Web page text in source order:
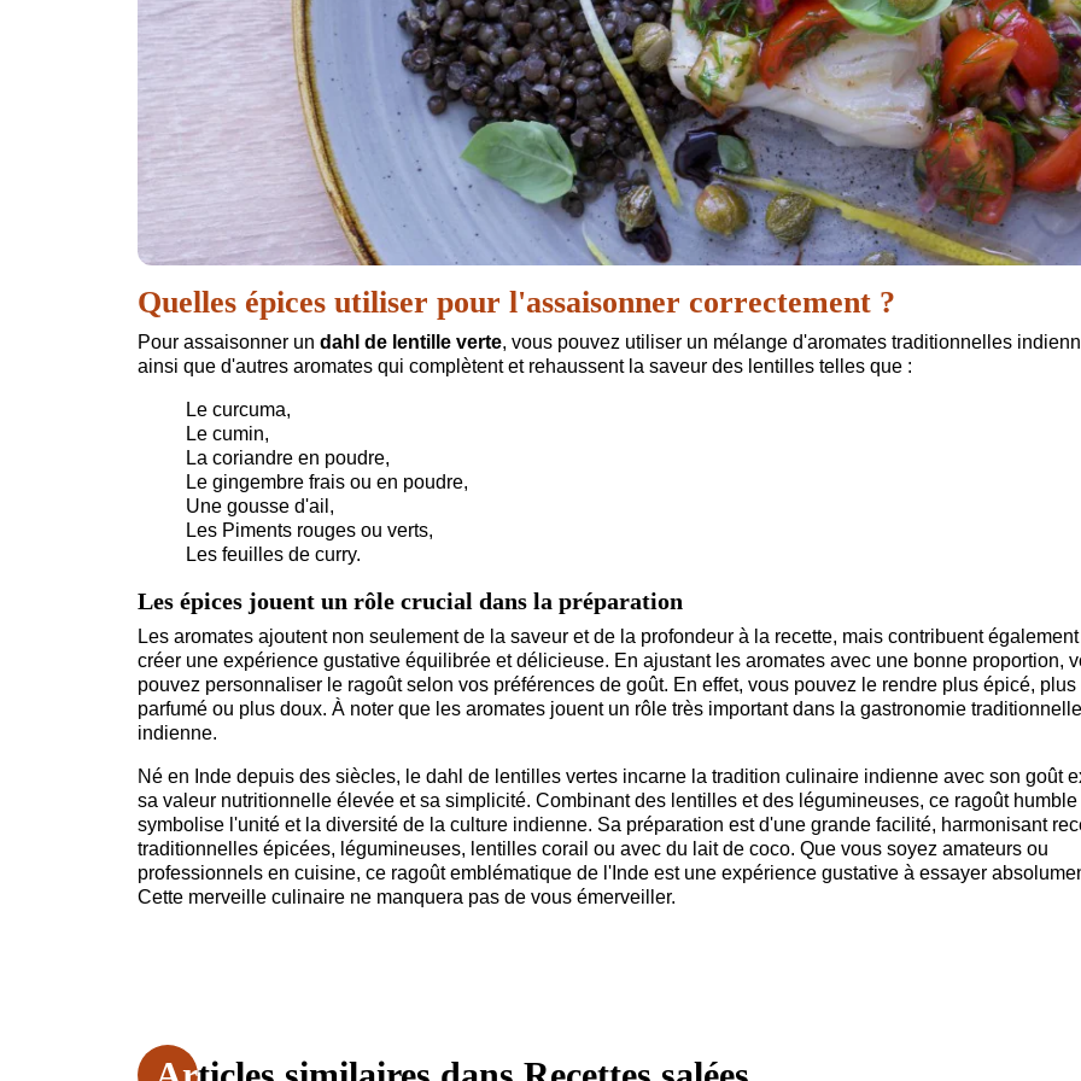
Quelles épices utiliser pour l'assaisonner correctement ?
Pour assaisonner un dahl de lentille verte, vous pouvez utiliser un mélange d'aromates traditionnelles
ainsi que d'autres aromates qui complètent et rehaussent la saveur des lentilles telles que :
Le curcuma,
Le cumin,
La coriandre en poudre,
Le gingembre frais ou en poudre,
Une gousse d'ail,
Les Piments rouges ou verts,
Les feuilles de curry.
Les épices jouent un rôle crucial dans la préparation
Les aromates ajoutent non seulement de la saveur et de la profondeur à la recette, mais contribuent
créer une expérience gustative équilibrée et délicieuse. En ajustant les aromates avec une bonne proportion,
pouvez personnaliser le ragoût selon vos préférences de goût. En effet, vous pouvez le rendre plus épicé, plus
parfumé ou plus doux. À noter que les aromates jouent un rôle très important dans la gastronomie traditionnelle
indienne.
Né en Inde depuis des siècles, le dahl de lentilles vertes incarne la tradition culinaire indienne avec son goût
sa valeur nutritionnelle élevée et sa simplicité. Combinant des lentilles et des légumineuses, ce ragoût humble
symbolise l'unité et la diversité de la culture indienne. Sa préparation est d'une grande facilité, harmonisant
traditionnelles épicées, légumineuses, lentilles corail ou avec du lait de coco. Que vous soyez amateurs ou
professionnels en cuisine, ce ragoût emblématique de l'Inde est une expérience gustative à essayer
Cette merveille culinaire ne manquera pas de vous émerveiller.